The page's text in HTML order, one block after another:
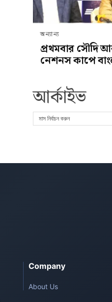
অন্যান্য
প্রথমবার সৌদি
নেশনস কাপে
আর্কাইভ
Company
About Us